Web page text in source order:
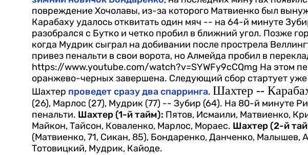
повреждение Хочолавы, из-за которого Матвиенко был
Карабаху удалось отквитать один мяч -- на 64-й минуте
разобрался с Бутко и четко пробил в ближний угол. Позже
когда Мудрик сыграл на добивании после прострела
привез пенальти в свои ворота, но Алмейда пробил в
https://www.youtube.com/watch?v=SYWFy9cCQmg На этом
оранжево-черных завершена. Следующий сбор стартует уже
Шахтер проведет сразу два спарринга. Шахтер --
(26), Марлос (27), Мудрик (77) -- Зубир (64). На 80-й минуте
пенальти. Шахтер (1-й тайм): Пятов, Исмаили, Матвиенко,
Майкон, Тайсон, Коваленко, Марлос, Мораес. Шахтер (2-й
(Матвиенко, 71, Сикан, 85), Бондаренко, Данченко, Малышев,
Тотовицкий, Мудрик, Кайоде.